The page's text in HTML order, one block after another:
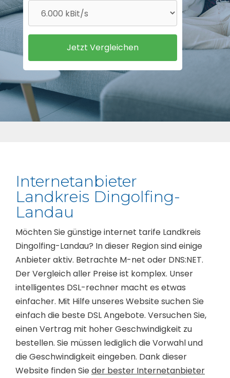
Internetanbieter
Landkreis Dingolfing-
Landau
Möchten Sie günstige internet tarife Landkreis
Dingolfing-Landau? In dieser Region sind einige
Anbieter aktiv. Betrachte M-net oder DNS:NET.
Der Vergleich aller Preise ist komplex. Unser
intelligentes DSL-rechner macht es etwas
einfacher. Mit Hilfe unseres Website suchen Sie
einfach die beste DSL Angebote. Versuchen Sie,
einen Vertrag mit hoher Geschwindigkeit zu
bestellen. Sie müssen lediglich die Vorwahl und
die Geschwindigkeit eingeben. Dank dieser
Website finden Sieder bester Internetanbieter